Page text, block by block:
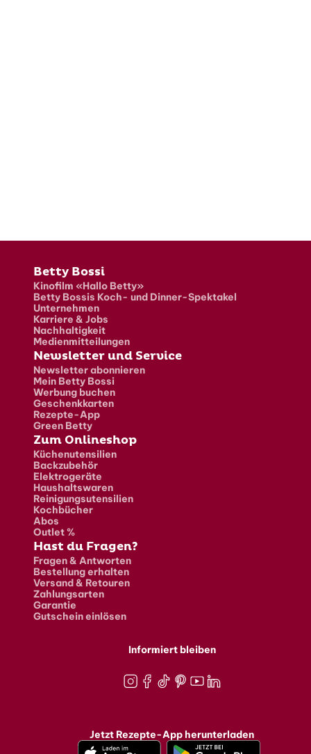
Fusszeile
Betty Bossi
Kinofilm «Hallo Betty»
Betty Bossis Koch- und Dinner-Spektakel
Unternehmen
Karriere & Jobs
Nachhaltigkeit
Medienmitteilungen
Newsletter und Service
Newsletter abonnieren
Mein Betty Bossi
Werbung buchen
Geschenkkarten
Rezepte-App
Green Betty
Zum Onlineshop
Küchenutensilien
Backzubehör
Elektrogeräte
Haushaltswaren
Reinigungsutensilien
Kochbücher
Abos
Outlet %
Hast du Fragen?
Fragen & Antworten
Bestellung erhalten
Versand & Retouren
Zahlungsarten
Garantie
Gutschein einlösen
Informiert bleiben
Jetzt Rezepte-App herunterladen